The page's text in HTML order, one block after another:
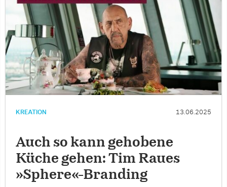
KREATION 13.06.2025
Auch so kann gehobene
Küche gehen: Tim Raues
»Sphere«-Branding